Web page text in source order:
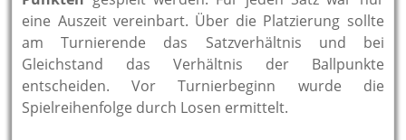
eine Auszeit vereinbart. Über die Platzierung sollte
am Turnierende das Satzverhältnis und bei
Gleichstand das Verhältnis der Ballpunkte
entscheiden. Vor Turnierbeginn wurde die
Spielreihenfolge durch Losen ermittelt.